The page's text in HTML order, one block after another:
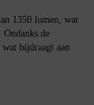
1350 lumen, wat
de
bijdraagt aan